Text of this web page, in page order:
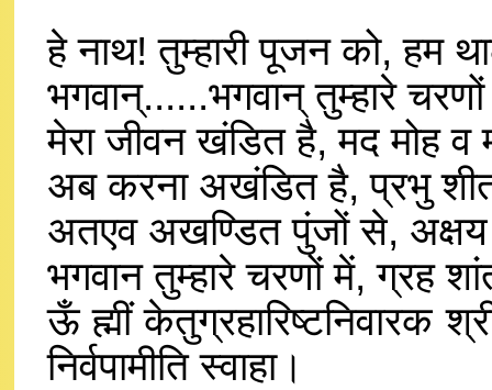
हे नाथ! तुम्हारी पूजन को, हम
भगवान्......भगवान् तुम्हारे
मेरा जीवन खंडित है, मद मोह व
अब करना अखंडित है, प्रभु
अतएव अखण्डित पुंजों से,
भगवान तुम्हारे चरणों में, ग्रह
ऊँ ह्मीं केतुग्रहारिष्टनिवारक
निर्वपामीति स्वाहा।